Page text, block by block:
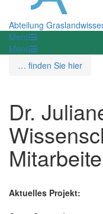
Abteilung
Menü
Menü
… finden Sie hier
Dr.
Aktuelles Projekt: